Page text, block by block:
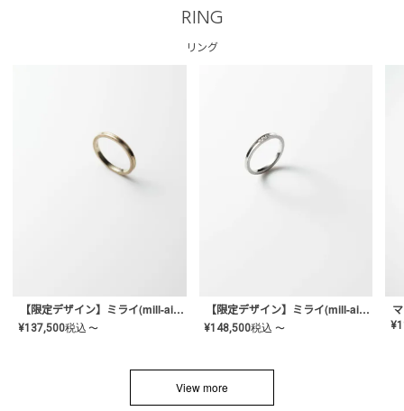
RING
リング
【限定デザイン】ミライ(mill-ai)リング
¥137,500税込 〜
【限定デザイン】ミライ(mill-ai)リング
¥148,500税込 〜 ¥
View more